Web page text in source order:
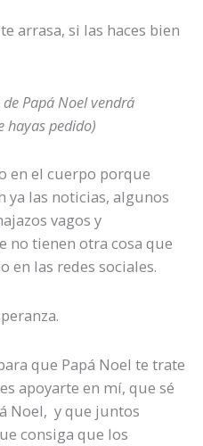
arrasa, si las haces bien
de Papá Noel vendrá
hayas pedido)
en el cuerpo porque
ya las noticias, algunos
vagos y
no tienen otra cosa que
en las redes sociales.
que Papá Noel te trate
apoyarte en mí, que sé
Noel, y que juntos
consiga que los